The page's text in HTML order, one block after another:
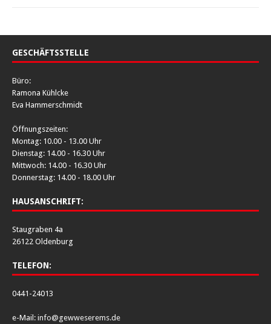
GESCHÄFTSSTELLE
Büro:
Ramona Kühlcke
Eva Hammerschmidt
Öffnungszeiten:
Montag: 10.00 - 13.00 Uhr
Dienstag: 14.00 - 16.30 Uhr
Mittwoch: 14.00 - 16.30 Uhr
Donnerstag: 14.00 - 18.00 Uhr
HAUSANSCHRIFT:
Staugraben 4a
26122 Oldenburg
TELEFON:
0441-24013
e-Mail: info@gewweserems.de